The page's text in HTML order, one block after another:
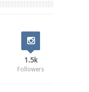
1.5k
Followers